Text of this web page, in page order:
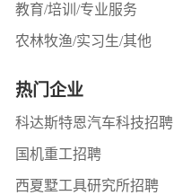
教育/培训/专业服务
农林牧渔/实习生/其他
热门企业
科达斯特恩汽车科技招聘
国机重工招聘
西夏墅工具研究所招聘